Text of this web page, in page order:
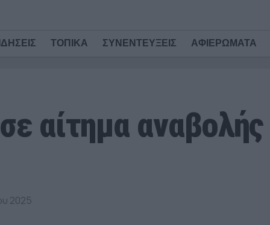
ΤΟΠΙΚΑ ΣΥΝΕΝΤΕΥΞΕΙΣ ΑΦΙΕΡΩΜΑΤΑ
αίτημα
2025